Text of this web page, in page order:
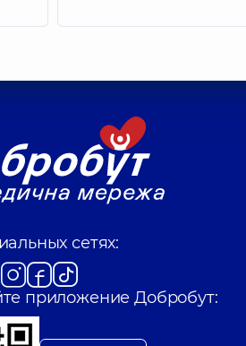
сетях:
приложение Добробут: